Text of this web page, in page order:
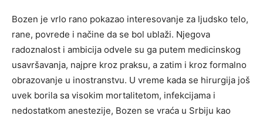
Bozen je vrlo rano pokazao interesovanje za ljudsko telo,
rane, povrede i načine da se bol ublaži. Njegova
radoznalost i ambicija odvele su ga putem medicinskog
usavršavanja, najpre kroz praksu, a zatim i kroz formalno
obrazovanje u inostranstvu. U vreme kada se hirurgija još
uvek borila sa visokim mortalitetom, infekcijama i
nedostatkom anestezije, Bozen se vraća u Srbiju kao